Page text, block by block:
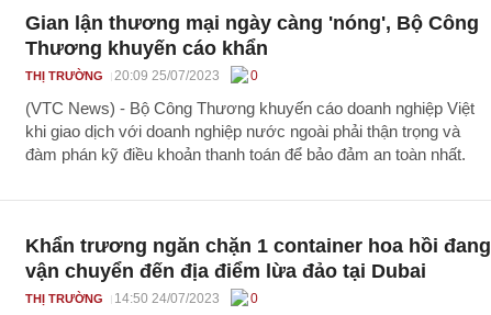
Gian lận thương mại ngày càng 'nóng', Bộ Công
Thương khuyến cáo khẩn
THỊ TRƯỜNG 20:09 25/07/2023 0
(VTC News) - Bộ Công Thương khuyến cáo doanh nghiệp Việt
khi giao dịch với doanh nghiệp nước ngoài phải thận trọng và
đàm phán kỹ điều khoản thanh toán để bảo đảm an toàn nhất.
Khẩn trương ngăn chặn 1 container hoa hồi đang
vận chuyển đến địa điểm lừa đảo tại Dubai
THỊ TRƯỜNG 14:50 24/07/2023 0